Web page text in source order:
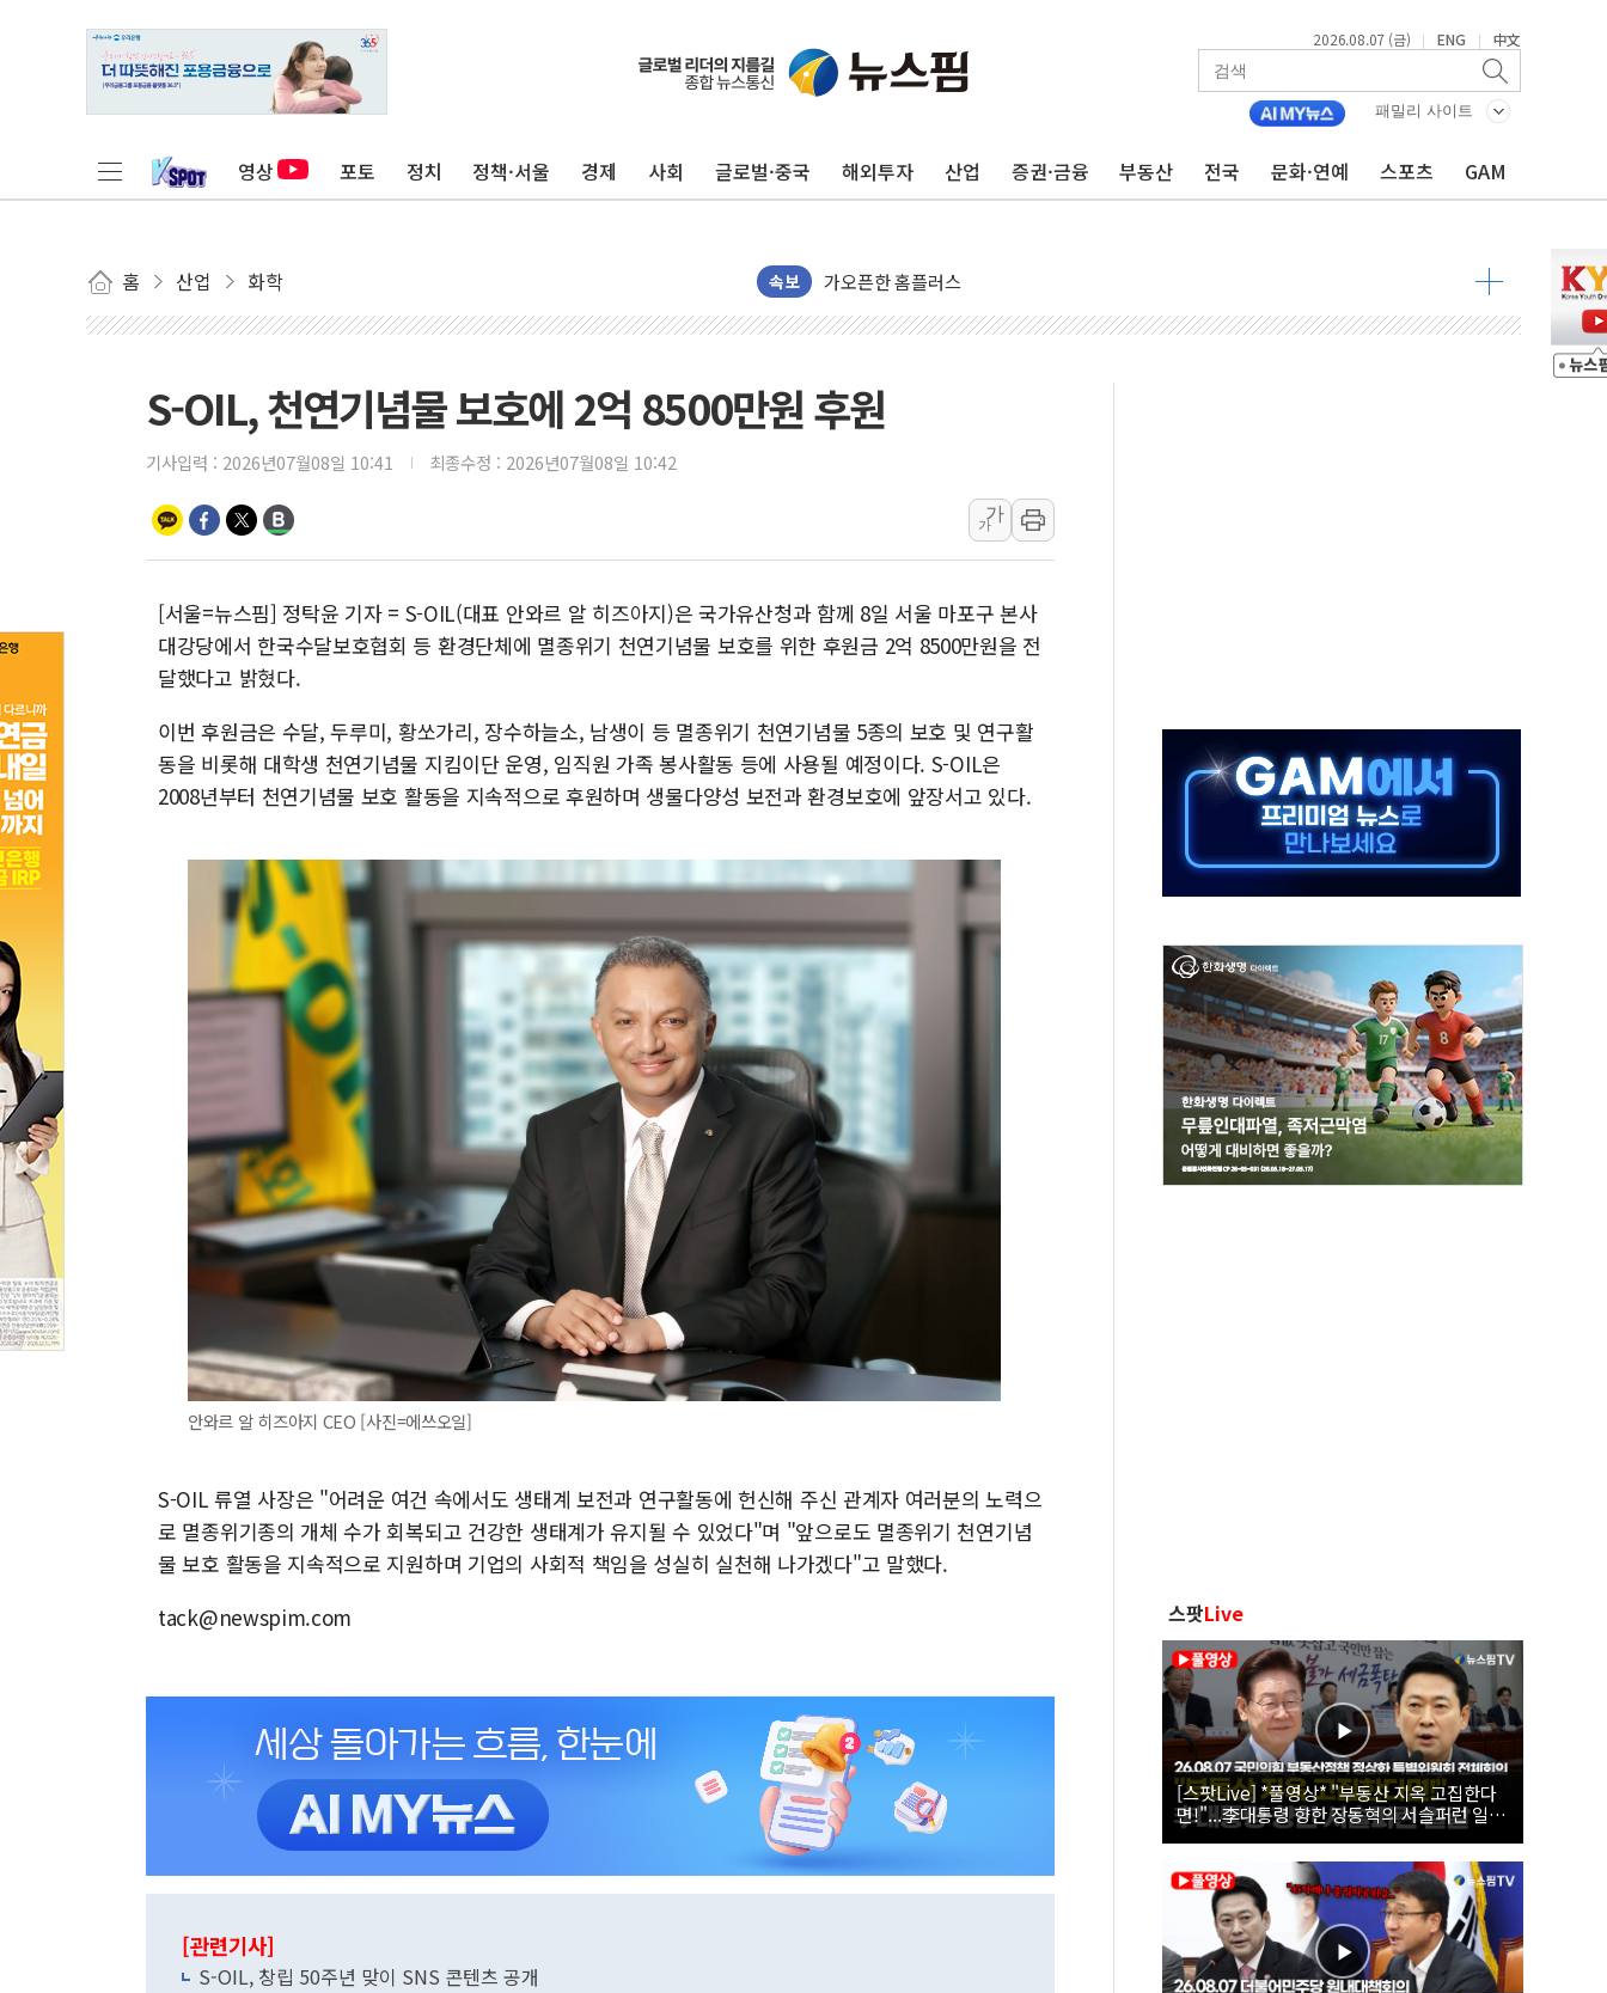
2026.08.07 (금) | ENG | 中文
패밀리 사이트
영상 포토 정치 정책·서울 경제 사회 글로벌·중국 해외투자 산업 증권·금융 부동산 전국 문화·연예 스포츠 GAM
홈 산업 화학 속보
국민의힘 윤리위, '부산 돌려차기 발언' 논란 서범수·진종오 징계절차 개시
수박으로 여름 나는 하마
캠코, 5918억원 규모 압류재산 1506건 공매
[시승기] 공간·승차감 잡은 볼보 EX90…'올 터치'는 호불호
돌아온 홈플러스
[종합] 청도 흥선리 야산 산불 1시간36분만에 주불진화....인명피해 없어
라인게임즈, '콰이어트' 테스트 참가자 3만 명 돌파
에어로케이항공, 청주-중국 청두 노선 운항허가 취득...중국 노선 다변화
SKT, '8월 월간 럭키 페스타' 실시...휴대폰 결제 최대 6000원 할인
LG헬로비전 '헬로모바일', 교보문고 제휴 전자책 요금제 출시
KTis, 02-114로 카카오 T 택시 호출 서비스
해군1함대 '창설 80주년' 기념식...지역축제 '불금전파, 송정'과 상생
원주시, 첨단의료복합단지 지정 준비 본격화…'AI 데이터 기반 메디테크 혁신허브' 구상
취재진과 대화하는 정세현 전 통일부 장관
S-OIL, 천연기념물 보호에 2억 8500만원 후원
기사입력 : 2026년07월08일 10:41 최종수정 : 2026년07월08일 10:42
가
가
[서울=뉴스핌] 정탁윤 기자 = S-OIL(대표 안와르 알 히즈아지)은 국가유산청과 함께 8일 서울 마포구 본사
대강당에서 한국수달보호협회 등 환경단체에 멸종위기 천연기념물 보호를 위한 후원금 2억 8500만원을 전
달했다고 밝혔다.
이번 후원금은 수달, 두루미, 황쏘가리, 장수하늘소, 남생이 등 멸종위기 천연기념물 5종의 보호 및 연구활
동을 비롯해 대학생 천연기념물 지킴이단 운영, 임직원 가족 봉사활동 등에 사용될 예정이다. S-OIL은
2008년부터 천연기념물 보호 활동을 지속적으로 후원하며 생물다양성 보전과 환경보호에 앞장서고 있다.
안와르 알 히즈아지 CEO [사진=에쓰오일]
S-OIL 류열 사장은 "어려운 여건 속에서도 생태계 보전과 연구활동에 헌신해 주신 관계자 여러분의 노력으
로 멸종위기종의 개체 수가 회복되고 건강한 생태계가 유지될 수 있었다"며 "앞으로도 멸종위기 천연기념
물 보호 활동을 지속적으로 지원하며 기업의 사회적 책임을 성실히 실천해 나가겠다"고 말했다.
tack@newspim.com
[관련기사]
S-OIL, 창립 50주년 맞이 SNS 콘텐츠 공개
스팟Live
[스팟Live] *풀영상* "부동산 지옥 고집한다
면!"...李대통령 향한 장동혁의 서슬퍼런 일갈
| 26.08.07 국민의힘 부동산정책 정상화 특별
위원회 전체회의